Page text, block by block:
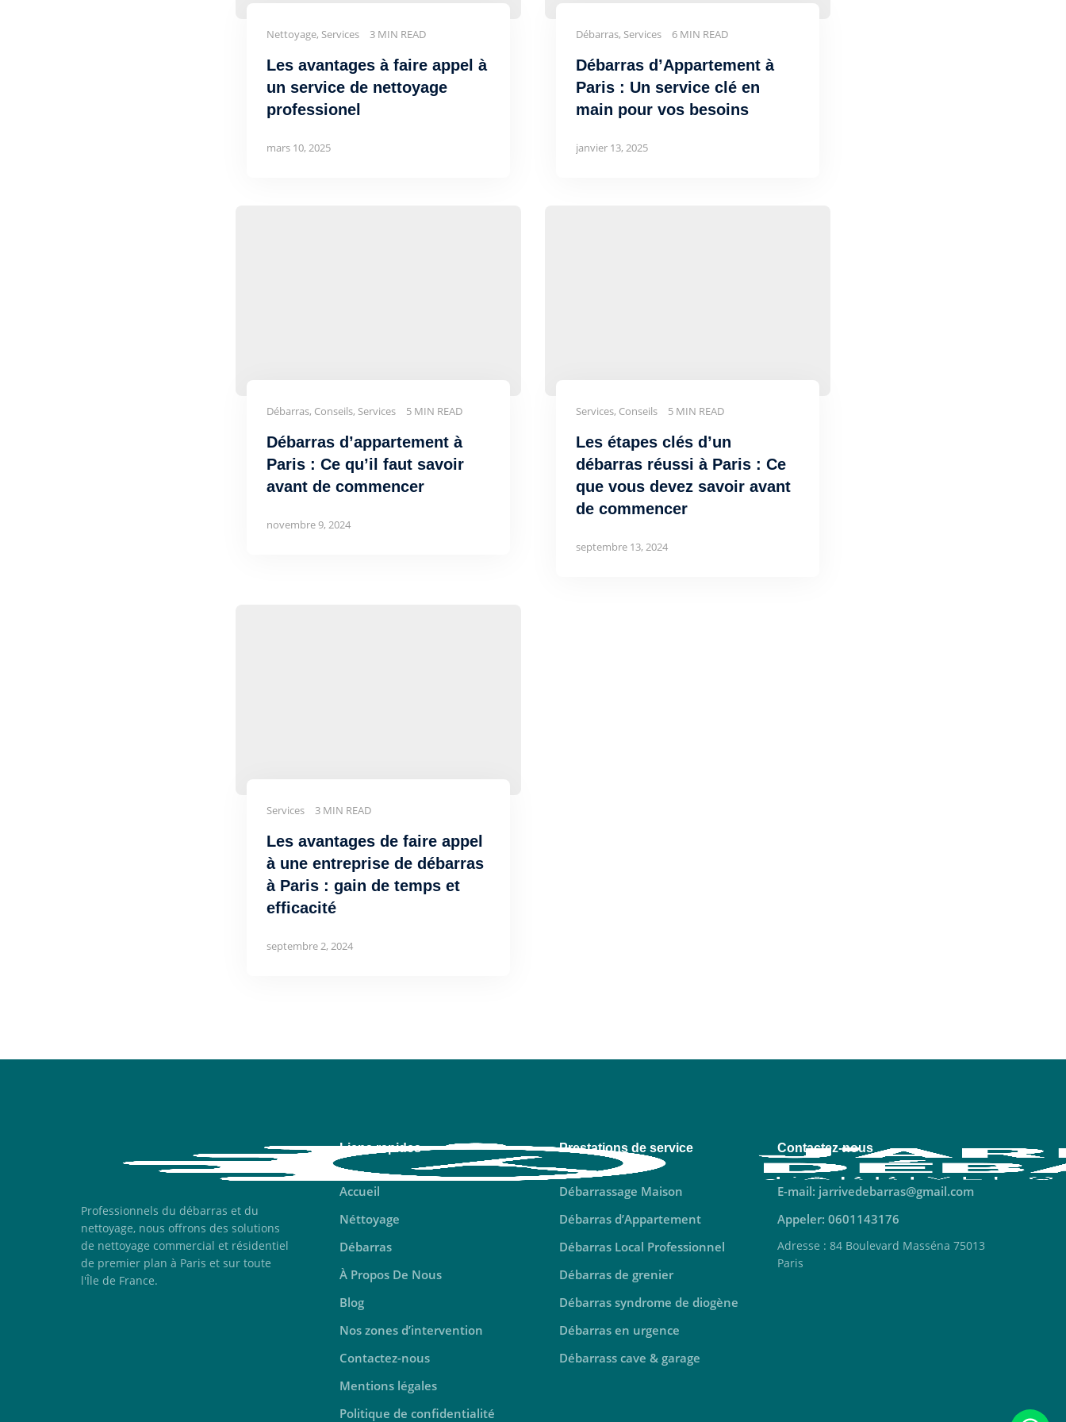
Nettoyage, Services 3 MIN READ
Les avantages à faire appel à
un service de nettoyage
professionel
mars 10, 2025
Débarras, Services 6 MIN READ
Débarras d’Appartement à
Paris : Un service clé en
main pour vos besoins
janvier 13, 2025
Débarras, Conseils, Services 5 MIN READ
Débarras d’appartement à
Paris : Ce qu’il faut savoir
avant de commencer
novembre 9, 2024
Services, Conseils 5 MIN READ
Les étapes clés d’un
débarras réussi à Paris : Ce
que vous devez savoir avant
de commencer
septembre 13, 2024
Services 3 MIN READ
Les avantages de faire appel
à une entreprise de débarras
à Paris : gain de temps et
efficacité
septembre 2, 2024
Professionnels du débarras et du
nettoyage, nous offrons des solutions
de nettoyage commercial et résidentiel
de premier plan à Paris et sur toute
l'Île de France.
Liens rapides
Accueil
Néttoyage
Débarras
À Propos De Nous
Blog
Nos zones d’intervention
Contactez-nous
Mentions légales
Politique de confidentialité
Prestations de service
Débarrassage Maison
Débarras d’Appartement
Débarras Local Professionnel
Débarras de grenier
Débarras syndrome de diogène
Débarras en urgence
Débarrass cave & garage
Contactez-nous
E-mail: jarrivedebarras@gmail.com
Appeler: 0601143176
Adresse : 84 Boulevard Masséna 75013
Paris